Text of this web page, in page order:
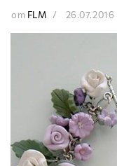
от FLM 26.07.2016